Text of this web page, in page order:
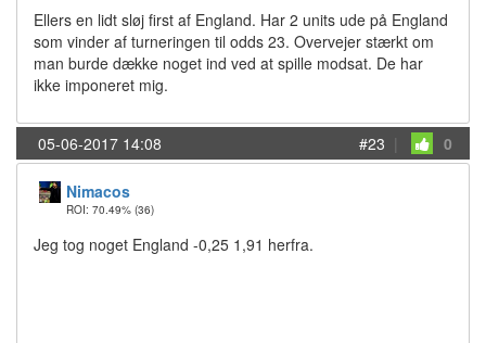
Ellers en lidt sløj first af England. Har 2 units ude på England
som vinder af turneringen til odds 23. Overvejer stærkt om
man burde dække noget ind ved at spille modsat. De har
ikke imponeret mig.
05-06-2017 14:08 #23 | 0
Nimacos
ROI: 70.49% (36)
Jeg tog noget England -0,25 1,91 herfra.